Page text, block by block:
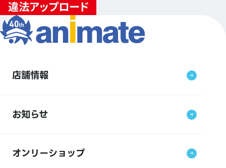
店舗情報
お知らせ
オンリーショップ